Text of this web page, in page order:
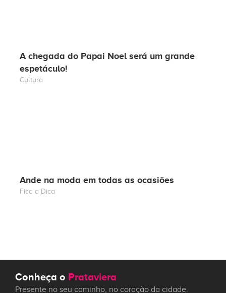
A chegada do Papai Noel será um grande
espetáculo!
Cultura
Ande na moda em todas as ocasiões
Fica a Dica
Conheça o Prataviera
Presente no seu caminho, no coração da cidade.